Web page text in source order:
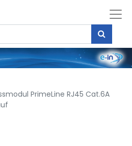
PrimeLine RJ45 Cat.6A